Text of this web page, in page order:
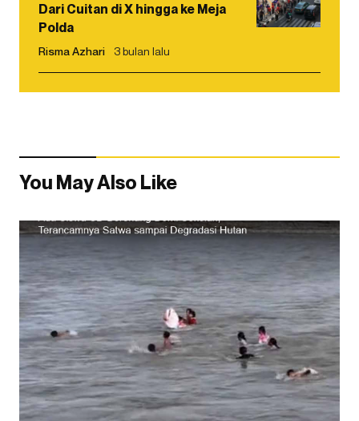
Dari Cuitan di X hingga ke Meja
Polda
Risma Azhari 3 bulan lalu
You May Also Like